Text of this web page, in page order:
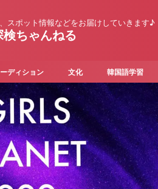
スポット情報などをお届けしていきます♪
検ちゃんねる
ディション 文化 韓国語学習